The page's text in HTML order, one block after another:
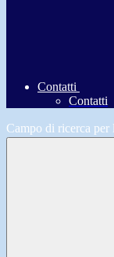
Contatti
Contatti
Campo di ricerca per